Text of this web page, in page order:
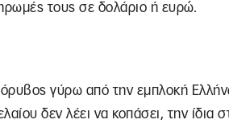
τους σε δολάριο ή ευρώ.
γύρω από την εμπλοκή
δεν λέει να κοπάσει, την ίδια